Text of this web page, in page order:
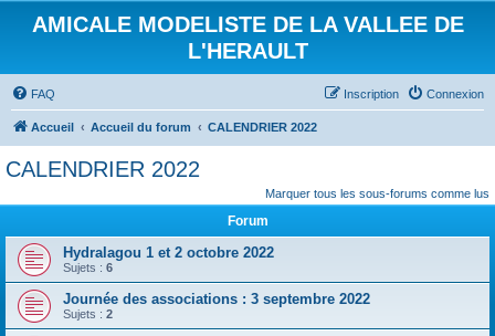
AMICALE MODELISTE DE LA VALLEE DE
L'HERAULT
FAQ Connexion
Inscription
Accueil Accueil du forum CALENDRIER 2022
CALENDRIER 2022
Marquer tous les sous-forums comme lus
Forum
Hydralagou 1 et 2 octobre 2022
Sujets : 6
Journée des associations : 3 septembre 2022
Sujets : 2